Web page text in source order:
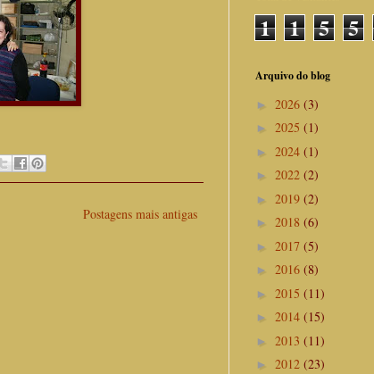
Postagens mais antigas
1 1 5 5
Arquivo do blog
► 2026 (3)
► 2025 (1)
► 2024 (1)
► 2022 (2)
► 2019 (2)
► 2018 (6)
► 2017 (5)
► 2016 (8)
► 2015 (11)
► 2014 (15)
► 2013 (11)
► 2012 (23)